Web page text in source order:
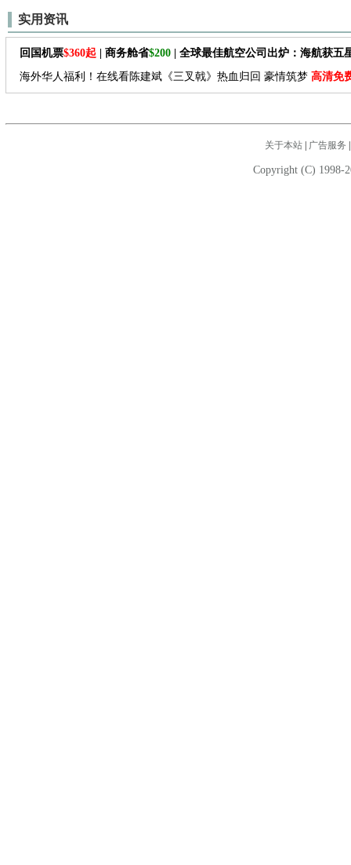
实用资讯
回国机票$360起 | 商务舱省$200 | 全球最佳航空公司出炉：海航获五
海外华人福利！在线看陈建斌《三叉戟》热血归回 豪情筑梦 高清免
关于本站| 广告服务
Copyright (C) 1998-